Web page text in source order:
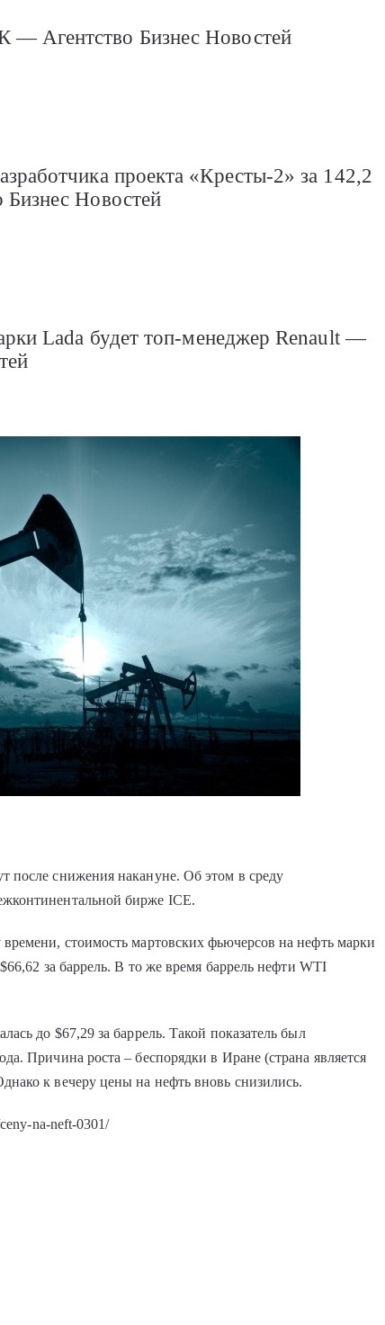
Агентство Бизнес Новостей
проекта «Кресты-2» за 142,2
Новостей
Lada будет топ-менеджер Renault —
после снижения накануне. Об этом в среду
бирже ICE.
стоимость мартовских фьючерсов на нефть марки
за баррель. В то же время баррель нефти WTI
до $67,29 за баррель. Такой показатель был
Причина роста – беспорядки в Иране (страна является
к вечеру цены на нефть вновь снизились.
na-neft-0301/